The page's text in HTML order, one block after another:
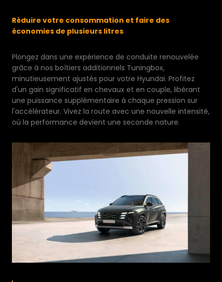
Réduire votre consommation et faire des
économies de plusieurs litres
Plongez dans une expérience de conduite renouvelée
grâce à nos boîtiers additionnels Tuningbox,
minutieusement ajustés pour votre Hyundai. Profitez
d'un gain significatif en chevaux et en couple, libérant
une puissance supplémentaire à chaque pression sur
l'accélérateur. Vivez la route avec une nouvelle intensité,
où la performance devient une seconde nature.